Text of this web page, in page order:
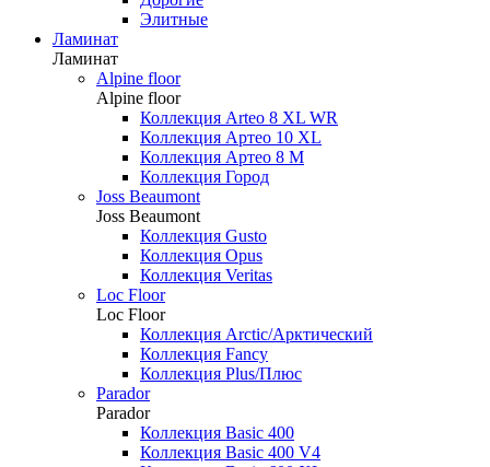
Элитные
Ламинат
Ламинат
Alpine floor
Alpine floor
Коллекция Arteo 8 XL WR
Коллекция Артео 10 XL
Коллекция Артео 8 М
Коллекция Город
Joss Beaumont
Joss Beaumont
Коллекция Gusto
Коллекция Opus
Коллекция Veritas
Loc Floor
Loc Floor
Коллекция Arctic/Арктический
Коллекция Fancy
Коллекция Plus/Плюс
Parador
Parador
Коллекция Basic 400
Коллекция Basic 400 V4